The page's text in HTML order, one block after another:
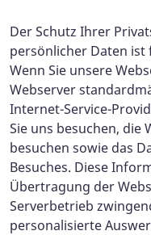
Der Schutz Ihrer
persönlicher Daten ist
Wenn Sie unsere
Webserver
Internet-Service-
Sie uns besuchen, die
besuchen sowie das
Besuches. Diese
Übertragung der
Serverbetrieb
personalisierte